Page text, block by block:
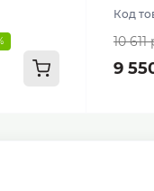
Код
10 611
9